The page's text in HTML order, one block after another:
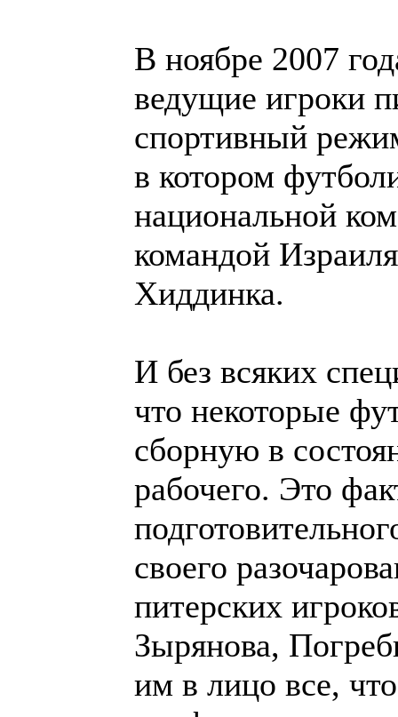
В ноябре 2007
ведущие игроки
спортивный
в котором
национальной
командой
Хиддинка.
И без всяких
что некоторые
сборную в
рабочего. Это
своего
питерских
Зырянова,
им в лицо все,